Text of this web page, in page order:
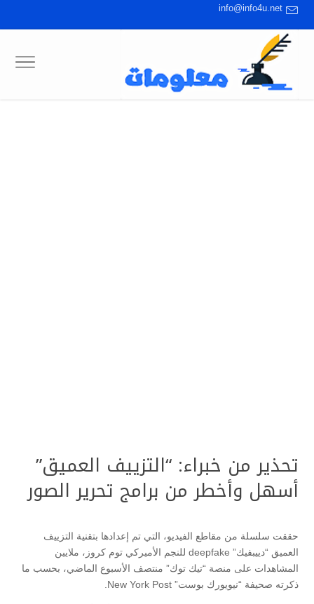
info@info4u.net
تحذير من خبراء: “التزييف العميق”
أسهل وأخطر من برامج تحرير الصور
حققت سلسلة من مقاطع الفيديو، التي تم إعدادها بتقنية التزييف
العميق “دييبفيك” deepfake للنجم الأميركي توم كروز، ملايين
المشاهدات على منصة “تيك توك” منتصف الأسبوع الماضي، بحسب ما
ذكرته صحيفة “نيويورك بوست” New York Post.